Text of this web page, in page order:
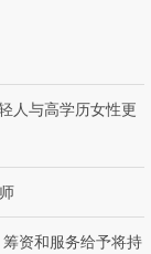
人与高学历女性更
资和服务给予将持